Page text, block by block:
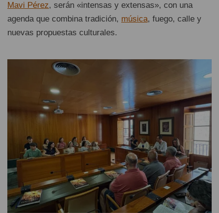
Mavi Pérez, serán «intensas y extensas», con una
agenda que combina tradición, música, fuego, calle y
nuevas propuestas culturales.